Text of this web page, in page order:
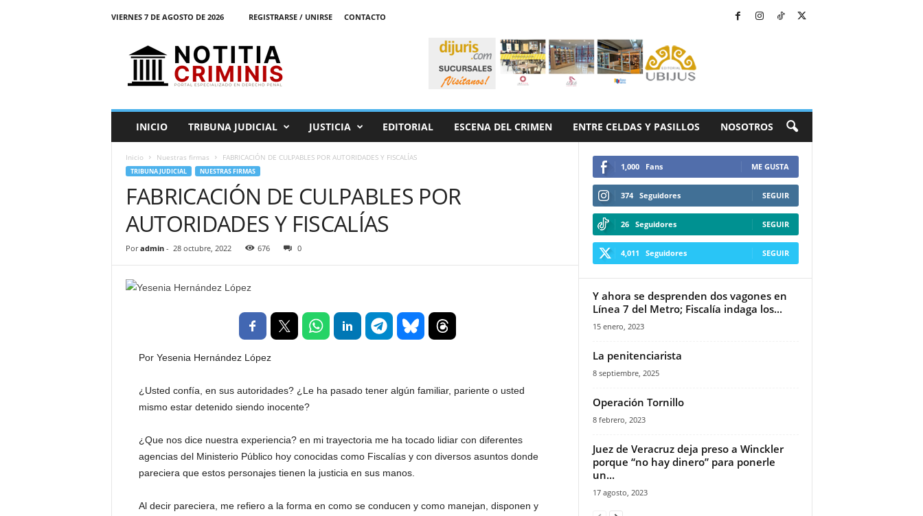
VIERNES 7 DE AGOSTO DE 2026 REGISTRARSE / UNIRSE
CONTACTO
l
INICIO TRIBUNA JUDICIAL JUSTICIA EDITORIAL ESCENA DEL CRIMEN ENTRE CELDAS Y PASILLOS NOSOTROS
Inicio Nuestras firmas FABRICACIÓN DE CULPABLES POR AUTORIDADES Y FISCALÍAS
TRIBUNA JUDICIAL NUESTRAS FIRMAS
FABRICACIÓN DE CULPABLES POR
AUTORIDADES Y FISCALÍAS
Por admin- 28 octubre, 2022 676 0
Por Yesenia Hernández López
¿Usted confía, en sus autoridades? ¿Le ha pasado tener algún familiar, pariente o usted
mismo estar detenido siendo inocente?
¿Que nos dice nuestra experiencia? en mi trayectoria me ha tocado lidiar con diferentes
agencias del Ministerio Público hoy conocidas como Fiscalías y con diversos asuntos donde
pareciera que estos personajes tienen la justicia en sus manos.
Al decir pareciera, me refiero a la forma en como se conducen y como manejan, disponen y
1,000 Fans ME GUSTA
374 Seguidores SEGUIR
26 Seguidores SEGUIR
4,011 Seguidores SEGUIR
Y ahora se desprenden dos vagones en
Línea 7 del Metro; Fiscalía indaga los...
15 enero, 2023
La penitenciarista
8 septiembre, 2025
Operación Tornillo
8 febrero, 2023
Juez de Veracruz deja preso a Winckler
porque “no hay dinero” para ponerle
un...
17 agosto, 2023